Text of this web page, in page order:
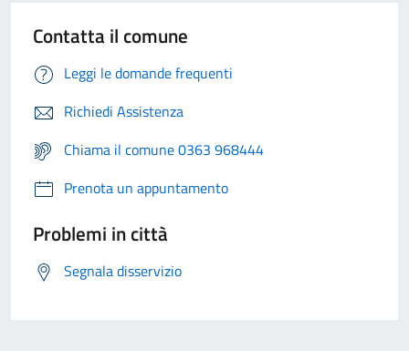
Contatta il comune
Leggi le domande frequenti
Richiedi Assistenza
Chiama il comune 0363 968444
Prenota un appuntamento
Problemi in città
Segnala disservizio